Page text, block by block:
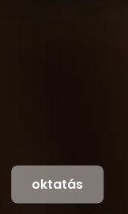
oktatás